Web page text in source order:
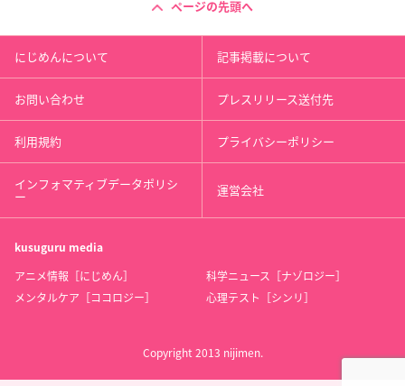
ページの先頭へ
にじめんについて 記事掲載について
お問い合わせ プレスリリース送付先
利用規約 プライバシーポリシー
インフォマティブデータポリシ
ー 運営会社
kusuguru media
アニメ情報［にじめん］
科学ニュース［ナゾロジー］
メンタルケア［ココロジー］
心理テスト［シンリ］
Copyright 2013 nijimen.